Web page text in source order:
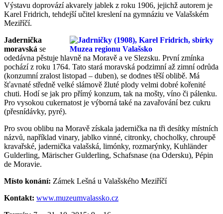
Výstavu doprovází akvarely jablek z roku 1906, jejichž autorem je
Karel Fridrich, tehdejší učitel kreslení na gymnáziu ve Valašském
Meziříčí.
Jadernička
moravská se
odedávna pěstuje hlavně na Moravě a ve Slezsku. První zmínka
pochází z roku 1764. Tato stará moravská podzimní až zimní odrůda
(konzumní zralost listopad – duben), se dodnes těší oblibě. Má
šťavnaté středně velké slámově žluté plody velmi dobré kořenité
chuti. Hodí se jak pro přímý konzum, tak na mošty, víno či pálenku.
Pro vysokou cukernatost je výborná také na zavařování bez cukru
(přesnídávky, pyré).
Pro svou oblibu na Moravě získala jadernička na tři desítky místních
názvů, například vinary, jablko vinné, citronky, chocholky, chroupě
kravařské, jadernička valašská, limónky, rozmarýnky, Kuhländer
Gulderling, Märischer Gulderling, Schafsnase (na Odersku), Pépin
de Moravie.
Místo konání: Zámek Lešná u Valašského Meziříčí
Kontakt: www.muzeumvalassko.cz